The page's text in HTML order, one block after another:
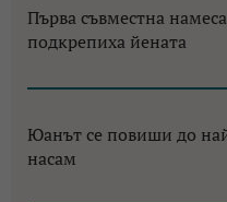
Първа съвместна
подкрепиха йената
Юанът се повиши до
насам